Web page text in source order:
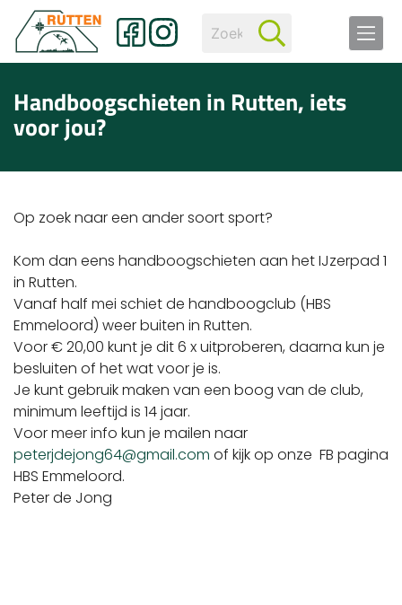
Handboogschieten in Rutten, iets
voor jou?
Op zoek naar een ander soort sport?
Kom dan eens handboogschieten aan het IJzerpad 1
in Rutten.
Vanaf half mei schiet de handboogclub (HBS
Emmeloord) weer buiten in Rutten.
Voor € 20,00 kunt je dit 6 x uitproberen, daarna kun je
besluiten of het wat voor je is.
Je kunt gebruik maken van een boog van de club,
minimum leeftijd is 14 jaar.
Voor meer info kun je mailen naar
peterjdejong64@gmail.com of kijk op onze FB pagina
HBS Emmeloord.
Peter de Jong